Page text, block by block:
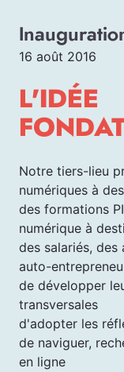
16 août 2016
L'IDÉE
Notre tiers-lieu
numériques à
des formations
numérique à
des salariés,
auto-
de développer
transversales
d'adopter les
de naviguer,
en ligne